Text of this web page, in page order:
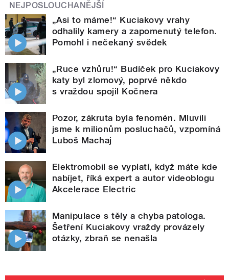
NEJPOSLOUCHANĚJŠÍ
„Asi to máme!“ Kuciakovy vrahy
odhalily kamery a zapomenutý telefon.
Pomohl i nečekaný svědek
„Ruce vzhůru!“ Budíček pro Kuciakovy
katy byl zlomový, poprvé někdo
s vraždou spojil Kočnera
Pozor, zákruta byla fenomén. Mluvili
jsme k milionům posluchačů, vzpomíná
Luboš Machaj
Elektromobil se vyplatí, když máte kde
nabíjet, říká expert a autor videoblogu
Akcelerace Electric
Manipulace s těly a chyba patologa.
Šetření Kuciakovy vraždy provázely
otázky, zbraň se nenašla